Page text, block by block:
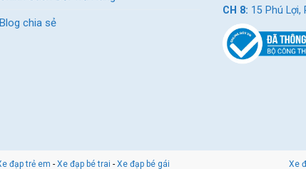
Blog chia sẻ
CH 8: 15 Phú Lợi,
đạp trẻ em - Xe đạp bé trai - Xe đạp bé gái Xe